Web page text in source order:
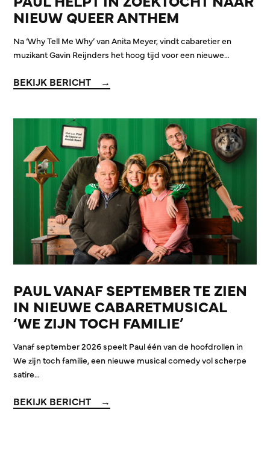
NIEUW QUEER ANTHEM
Na ‘Why Tell Me Why’ van Anita Meyer, vindt cabaretier en
muzikant Gavin Reijnders het hoog tijd voor een nieuwe…
BEKIJK BERICHT
PAUL VANAF SEPTEMBER TE ZIEN
IN NIEUWE CABARETMUSICAL
‘WE ZIJN TOCH FAMILIE’
Vanaf september 2026 speelt Paul één van de hoofdrollen in
We zijn toch familie, een nieuwe musical comedy vol scherpe
satire…
BEKIJK BERICHT